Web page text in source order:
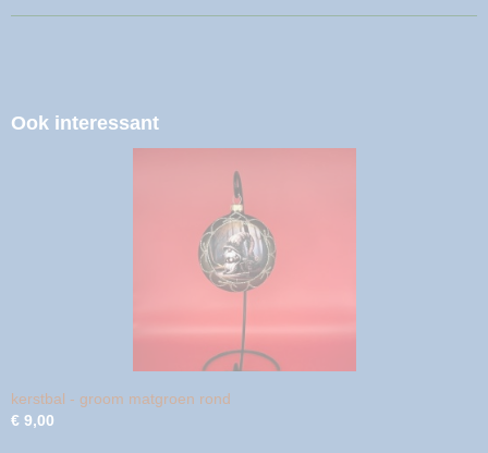
Ook interessant
kerstbal - groom matgroen rond
€ 9,00